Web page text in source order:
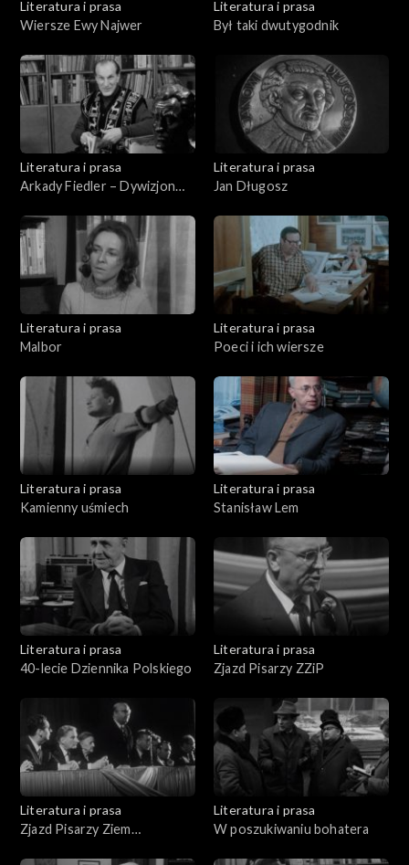
Literatura i prasa
Wiersze Ewy Najwer
Literatura i prasa
Był taki dwutygodnik
Literatura i prasa
Arkady Fiedler – Dywizjon
Literatura i prasa
Jan Długosz
Literatura i prasa
Malbor
Literatura i prasa
Poeci i ich wiersze
Literatura i prasa
Kamienny uśmiech
Literatura i prasa
Stanisław Lem
Literatura i prasa
40-lecie Dziennika Polskiego
Literatura i prasa
Zjazd Pisarzy ZZiP
Literatura i prasa
Zjazd Pisarzy Ziem
Literatura i prasa
W poszukiwaniu bohatera